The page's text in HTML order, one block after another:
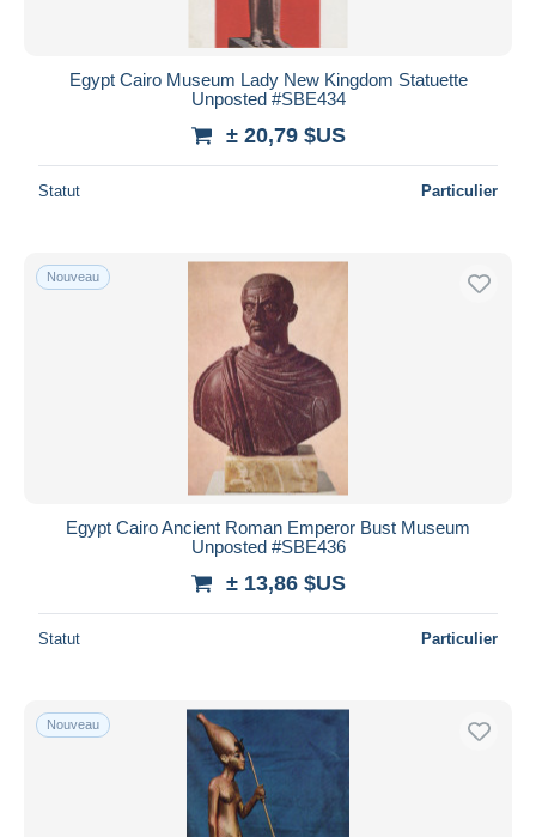
Egypt Cairo Museum Lady New Kingdom Statuette
Unposted #SBE434
± 20,79 $US
Statut Particulier
Nouveau
Egypt Cairo Ancient Roman Emperor Bust Museum
Unposted #SBE436
± 13,86 $US
Statut Particulier
Nouveau